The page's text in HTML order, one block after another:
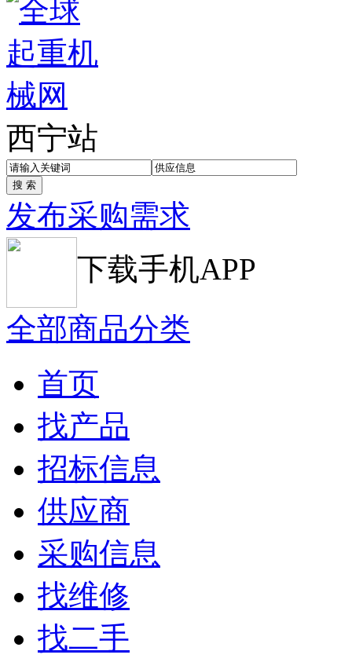
西宁站
发布采购需求
下载手机APP
全部商品分类
首页
找产品
招标信息
供应商
采购信息
找维修
找二手